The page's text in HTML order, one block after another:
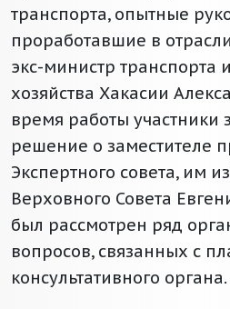
транспорта, опытные
проработавшие в
экс-министр транспорта
хозяйства Хакасии
время работы участники
решение о заместителе
Экспертного совета, им
Верховного Совета
был рассмотрен ряд
вопросов, связанных с
консультативного органа.